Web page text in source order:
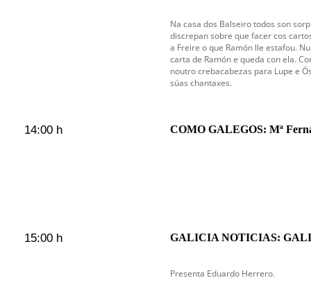
Na casa dos Balseiro todos son
discrepan sobre que facer cos
a Freire o que Ramón lle estafou.
carta de Ramón e queda con ela.
noutro crebacabezas para Lupe e
súas chantaxes.
14:00 h COMO GALEGOS: Mª
15:00 h GALICIA NOTICIAS:
Presenta Eduardo Herrero.